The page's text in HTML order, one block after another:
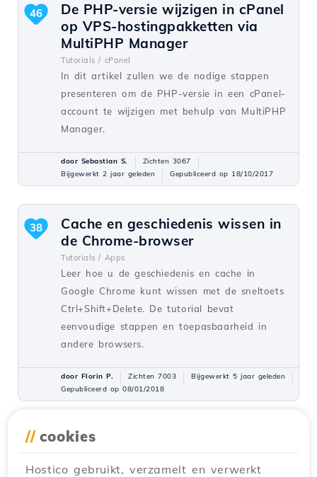
De PHP-versie wijzigen in cPanel
op VPS-hostingpakketten via
MultiPHP Manager
Tutorials / cPanel
In dit artikel zullen we de nodige stappen
presenteren om de PHP-versie in een cPanel-
account te wijzigen met behulp van MultiPHP
Manager.
46
door Sebastian S.
Zichten 3067
Bijgewerkt 2 jaar geleden
Gepubliceerd op 18/10/2017
Cache en geschiedenis wissen in
de Chrome-browser
Tutorials / Apps
Leer hoe u de geschiedenis en cache in
Google Chrome kunt wissen met de sneltoets
Ctrl+Shift+Delete. De tutorial bevat
eenvoudige stappen en toepasbaarheid in
andere browsers.
38
door Florin P. Zichten 7003
Bijgewerkt 5 jaar geleden
Gepubliceerd op 08/01/2018
Een e-mailaccount aanmaken in
Tutorials / cPanel
31
// cookies
Hostico gebruikt, verzamelt en verwerkt